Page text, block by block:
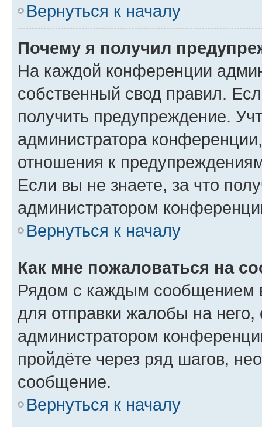
Вернуться к началу
Почему я получил
На каждой конференции
собственный свод правил.
получить предупреждение.
администратора
отношения к
Если вы не знаете, за что
администратором
Вернуться к началу
Как мне пожаловаться на
Рядом с каждым сообщением
для отправки жалобы на
администратором
пройдёте через ряд шагов,
сообщение.
Вернуться к началу